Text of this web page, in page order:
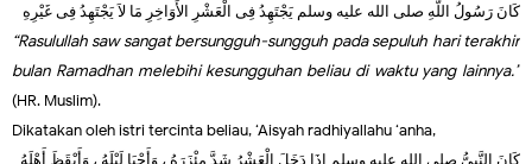
كَانَ رَسُولُ اللَّهِ صلى الله عليه وسلم يَجْتَهِدُ فِى الْعَشْرِ الأَوَاخِرِ مَا لاَ يَجْتَهِدُ فِى غَيْرِهِ
“Rasulullah saw sangat bersungguh-sungguh pada sepuluh hari terakhir
bulan Ramadhan melebihi kesungguhan beliau di waktu yang lainnya.”
(HR. Muslim).
Dikatakan oleh istri tercinta beliau, ‘Aisyah radhiyallahu ‘anha,
كَانَ النَّبِىُّ صلى الله عليه وسلم إِذَا دَخَلَ الْعَشْرُ شَدَّ مِئْزَرَهُ ، وَأَحْيَا لَيْلَهُ ، وَأَيْقَظَ أَهْلَهُ